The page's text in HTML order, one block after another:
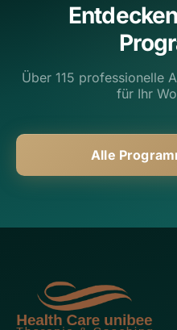
Über 115 professionelle
für Ihr
Alle